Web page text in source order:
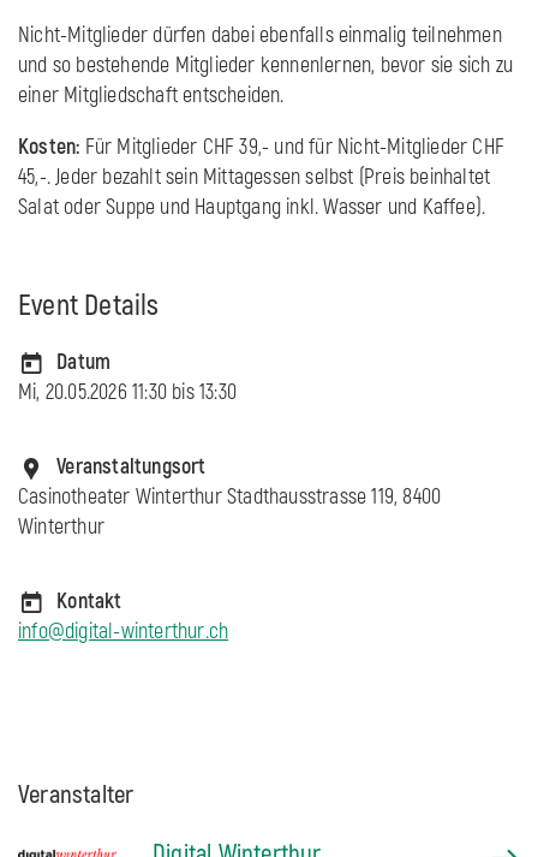
Nicht-Mitglieder dürfen dabei ebenfalls einmalig teilnehmen
und so bestehende Mitglieder kennenlernen, bevor sie sich zu
einer Mitgliedschaft entscheiden.
Kosten: Für Mitglieder CHF 39,- und für Nicht-Mitglieder CHF
45,-. Jeder bezahlt sein Mittagessen selbst (Preis beinhaltet
Salat oder Suppe und Hauptgang inkl. Wasser und Kaffee).
Event Details
Datum
Mi, 20.05.2026 11:30 bis13:30
Veranstaltungsort
Casinotheater Winterthur Stadthausstrasse 119, 8400
Winterthur
Kontakt
info@digital-winterthur.ch
Veranstalter